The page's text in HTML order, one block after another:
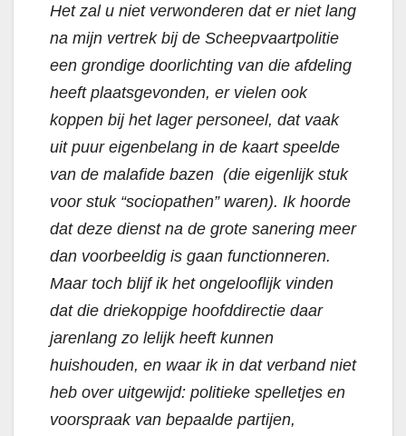
Het zal u niet verwonderen dat er niet lang
na mijn vertrek bij de Scheepvaartpolitie
een grondige doorlichting van die afdeling
heeft plaatsgevonden, er vielen ook
koppen bij het lager personeel, dat vaak
uit puur eigenbelang in de kaart speelde
van de malafide bazen (die eigenlijk stuk
voor stuk “sociopathen” waren). Ik hoorde
dat deze dienst na de grote sanering meer
dan voorbeeldig is gaan functionneren.
Maar toch blijf ik het ongelooflijk vinden
dat die driekoppige hoofddirectie daar
jarenlang zo lelijk heeft kunnen
huishouden, en waar ik in dat verband niet
heb over uitgewijd: politieke spelletjes en
voorspraak van bepaalde partijen,